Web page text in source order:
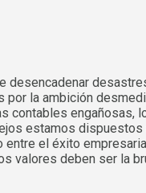
desencadenar
la ambición
contables engañosas,
estamos dispuestos
el éxito
valores deben ser la